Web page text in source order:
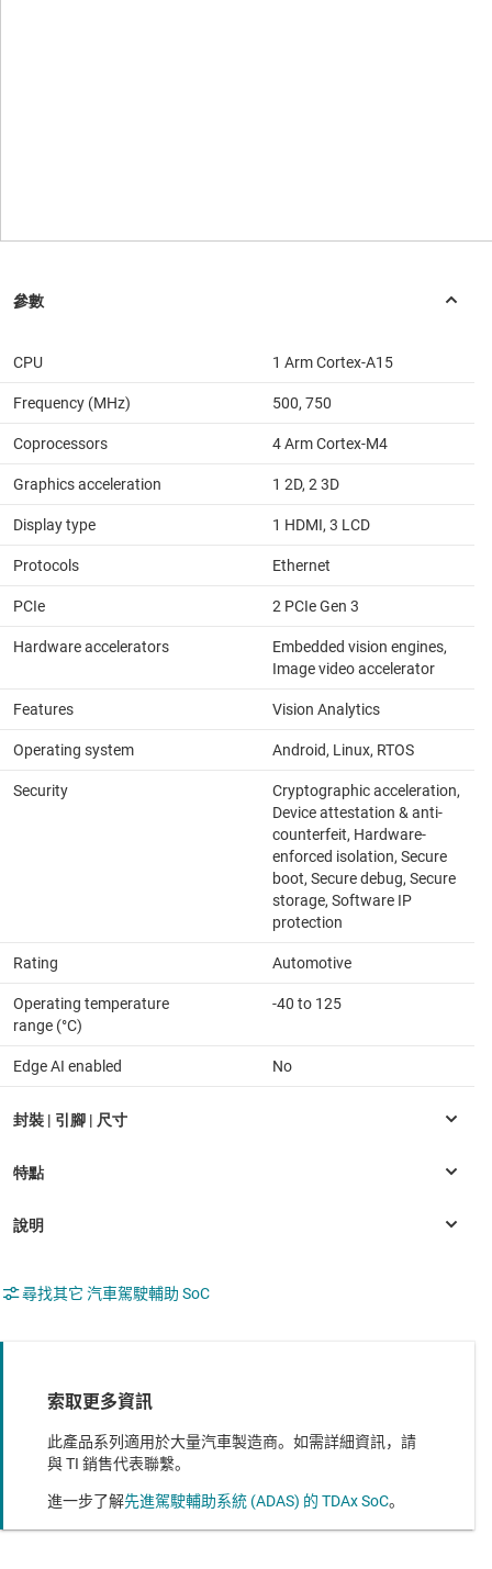
CPU 1 Arm Cortex-A15
Frequency (MHz) 500, 750
Coprocessors 4 Arm Cortex-M4
Graphics acceleration 1 2D, 2 3D
Display type 1 HDMI, 3 LCD
Protocols Ethernet
PCIe 2 PCIe Gen 3
Hardware accelerators
Embedded vision engines,
Image video accelerator
Features Vision Analytics
Operating system Android, Linux, RTOS
Security
Cryptographic acceleration,
Device attestation & anti-
counterfeit, Hardware-
enforced isolation, Secure
boot, Secure debug, Secure
storage, Software IP
protection
Rating Automotive
Operating temperature
range (°C)
-40 to 125
Edge AI enabled No
尋找其它 汽車駕駛輔助 SoC
索取更多資訊
此產品系列適用於大量汽車製造商。如需詳細資訊，請
與 TI 銷售代表聯繫。
進一步了解先進駕駛輔助系統 (ADAS) 的 TDAx SoC。